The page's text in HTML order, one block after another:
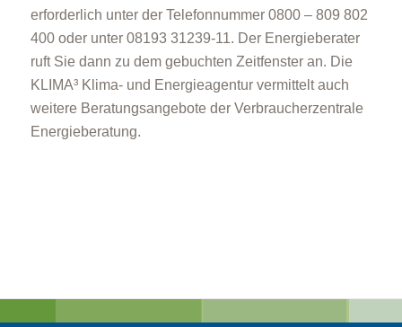
erforderlich unter der Telefonnummer 0800 – 809 802
400 oder unter 08193 31239-11. Der Energieberater
ruft Sie dann zu dem gebuchten Zeitfenster an. Die
KLIMA³ Klima- und Energieagentur vermittelt auch
weitere Beratungsangebote der Verbraucherzentrale
Energieberatung.